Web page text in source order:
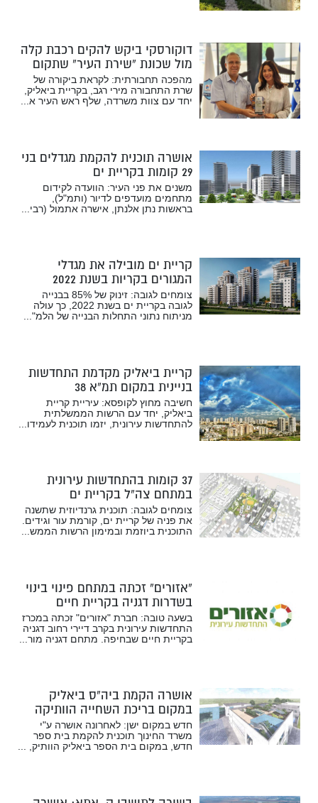
דוקורסקי ביקש להקים רכבת קלה
מול שכונת “שירת העיר” שתקום
מהפכה תחבורתית: לקראת ביקורה של
שרת התחבורה מירי רגב, בקריית ביאליק,
יחד עם צוות משרדה, שלף ראש העיר א...
אושרה תוכנית להקמת מגדלים בני
29 קומות בקריית ים
משנים את פני העיר: הוועדה לקידום
מתחמים מועדפים לדיור (ותמ"ל),
בראשות נתן אלנתן, אישרה אתמול (רבי...
קריית ים מובילה את מגדלי
המגורים בקריות בשנת 2022
צומחים לגובה: זינוק של 85% בבנייה
לגובה בקריית ים בשנת 2022, כך עולה
מניתוח נתוני התחלות הבנייה של הלמ"...
קריית ביאליק מקדמת התחדשות
בניינית במקום תמ”א 38
חשיבה מחוץ לקופסא: עיריית קריית
ביאליק, יחד עם הרשות הממשלתית
להתחדשות עירונית, יזמו תוכנית לעמידו...
37 קומות בהתחדשות עירונית
במתחם צה”ל בקריית ים
צומחים לגובה: תוכנית גרנדיוזית שתשנה
את פניה של קריית ים, קורמת עור וגידים.
התוכנית ביוזמת ובמימון הרשות הממש...
“אזורים” זכתה במתחם פינוי בינוי
בשדרות דגניה בקריית חיים
בשעה טובה: חברת "אזורים" זכתה במכרז
התחדשות עירונית בקרב דיירי רחוב דגניה
בקריית חיים שבחיפה. מתחם דגניה מור...
אושרה הקמת ביה”ס ביאליק
במקום בריכת השחייה הוותיקה
חדש במקום ישן: לאחרונה אושרה ע"י
משרד החינוך תוכנית להקמת בית ספר
חדש, במקום בית הספר ביאליק הוותיק, ...